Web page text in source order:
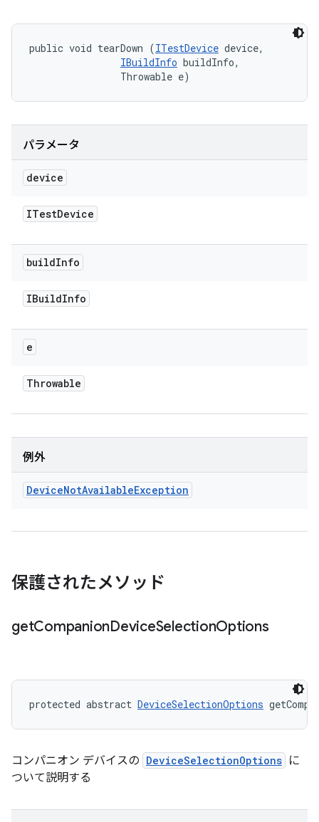
public void tearDown (ITestDevice device,
IBuildInfo buildInfo,
                Throwable e)
パラメータ
device
ITestDevice
buildInfo
IBuildInfo
e
Throwable
例外
DeviceNotAvailableException
保護されたメソッド
getCompanionDeviceSelectionOptions
protected abstract DeviceSelectionOptions
コンパニオン デバイスの DeviceSelectionOptions に
ついて説明する